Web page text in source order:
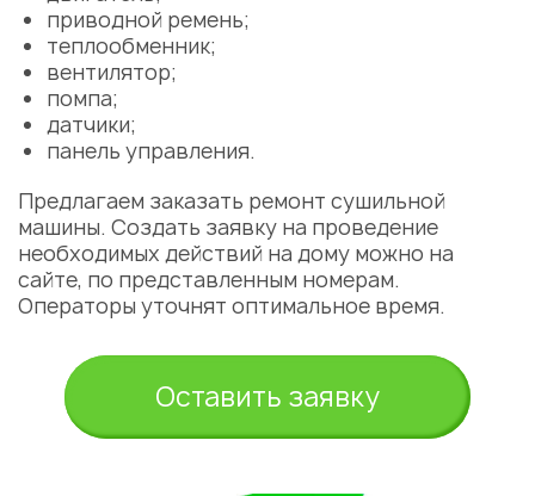
приводной ремень;
теплообменник;
вентилятор;
помпа;
датчики;
панель управления.
Предлагаем заказать ремонт сушильной
машины. Создать заявку на проведение
необходимых действий на дому можно на
сайте, по представленным номерам.
Операторы уточнят оптимальное время.
Оставить заявку
города
Алматы